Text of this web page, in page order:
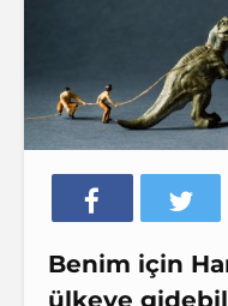
Benim için
ülkeye